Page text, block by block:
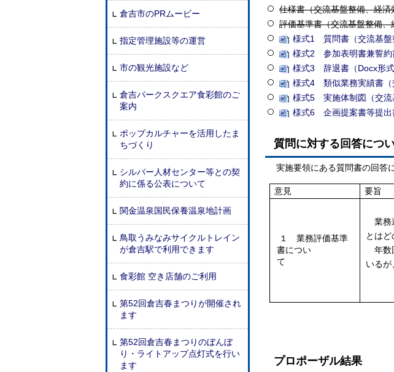
倉吉市のPRムービー
指定管理施設等の運営
市の観光施設など
倉吉パークスクエア食彩館のご
案内
ポップカルチャーを活用したま
ちづくり
シルバー人材センター等との契
約に係る公表について
関金温泉国民保養温泉地計画
鳥取うみなみサイクルトレイン
が倉吉駅で利用できます
食彩館 空き店舗のご利用
第52回倉吉春まつりが開催され
ます
第52回倉吉春まつりのぼんぼ
り・ライトアップ点灯式を行い
ます
仕様書（交流基盤整備、経
評価基準書（交流基盤整備
様式1 質問書（交流基盤
様式2 参加表明書兼誓約
様式3 辞退書（Docx形式
様式4 類似業務実績書（
様式5 実施体制図（交流
様式6 企画提案書等提出
質問に対する回答につ
実施要領にある質問書の回答
意見 要旨
１ 業務評価基準
書につい
て
業務
とはど
年数
いるが
プロポーザル結果